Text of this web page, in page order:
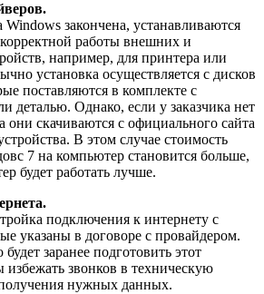
Windows закончена, устанавливаются
работы внешних и
например, для принтера или
установка осуществляется с дисков
поставляются в комплекте с
деталью. Однако, если у заказчика нет
они скачиваются с официального сайта
В этом случае стоимость
7 на компьютер становится больше,
будет работать лучше.
подключения к интернету с
указаны в договоре с провайдером.
заранее подготовить этот
избежать звонков в техническую
нужных данных.